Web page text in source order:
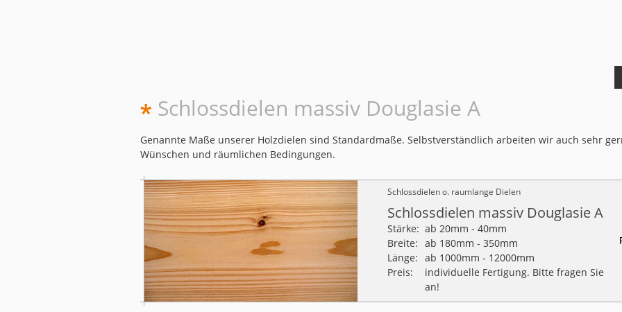
Schlossdielen massiv Douglasie A
Genannte Maße unserer Holzdielen sind Standardmaße. Selbstverständlich arbeiten wir auch sehr
Wünschen und räumlichen Bedingungen.
Schlossdielen o. raumlange Dielen
Schlossdielen massiv Douglasie A
Stärke: ab 20mm - 40mm
Breite:
ab 180mm - 350mm
Länge:
ab 1000mm - 12000mm
Preis:
individuelle Fertigung. Bitte fragen Sie
an!